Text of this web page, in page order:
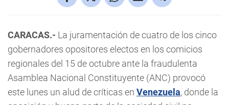
CARACAS.- La juramentación de cuatro de los cinco
gobernadores opositores electos en los comicios
regionales del 15 de octubre ante la fraudulenta
Asamblea Nacional Constituyente (ANC) provocó
este lunes un alud de críticas en Venezuela, donde la